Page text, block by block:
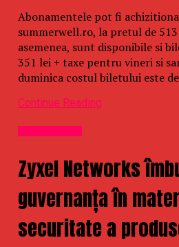
Abonamentele pot fi
summerwell.ro, la pretul de 513
asemenea, sunt disponibile si
351 lei + taxe pentru vineri si
duminica costul biletului este
Continue Reading
Zyxel Networks
guvernanța în
securitate a